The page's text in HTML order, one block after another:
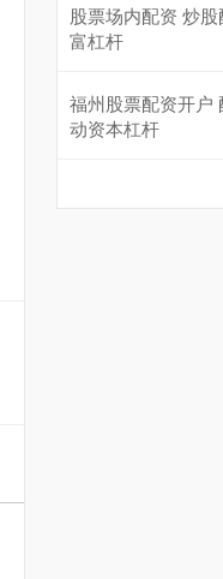
股票场内配资 炒
富杠杆
福州股票配资开户
动资本杠杆